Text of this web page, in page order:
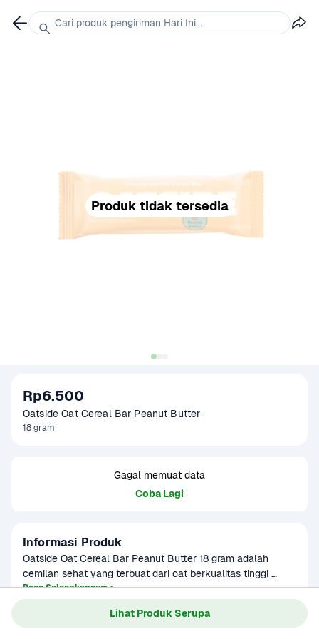
Lihat Produk Serupa
Produk tidak tersedia
Rp6.500
Oatside Oat Cereal Bar Peanut Butter
18 gram
Gagal memuat data
Coba Lagi
Informasi Produk
Oatside Oat Cereal Bar Peanut Butter 18 gram adalah
cemilan sehat yang terbuat dari oat berkualitas tinggi
dengan tambahan selai kacang peanut butter yang lezat
dan kaya protein. Ideal sebagai camilan ringan untuk
menemani aktivitas sehari-hari, produk ini memberikan
Baca Selengkapnya
Kategori Makanan Ringan
Cari produk pengiriman Hari Ini...